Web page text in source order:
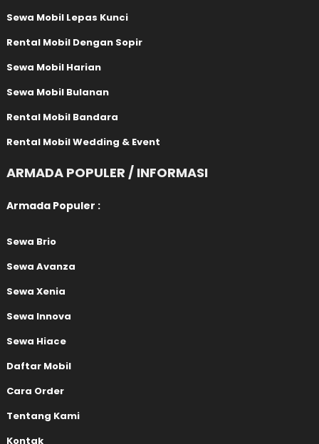
Sewa Mobil Lepas Kunci
Rental Mobil Dengan Sopir
Sewa Mobil Harian
Sewa Mobil Bulanan
Rental Mobil Bandara
Rental Mobil Wedding & Event
ARMADA POPULER / INFORMASI
Armada Populer :
Sewa Brio
Sewa Avanza
Sewa Xenia
Sewa Innova
Sewa Hiace
Daftar Mobil
Cara Order
Tentang Kami
Kontak